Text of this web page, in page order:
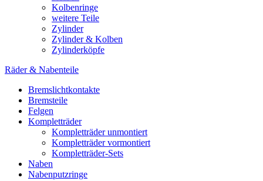
Kolbenringe
weitere Teile
Zylinder
Zylinder & Kolben
Zylinderköpfe
Räder & Nabenteile
Bremslichtkontakte
Bremsteile
Felgen
Kompletträder
Kompletträder unmontiert
Kompletträder vormontiert
Kompletträder-Sets
Naben
Nabenputzringe